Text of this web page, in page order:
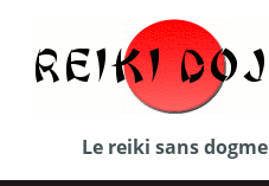
content
Le reiki sans dogme